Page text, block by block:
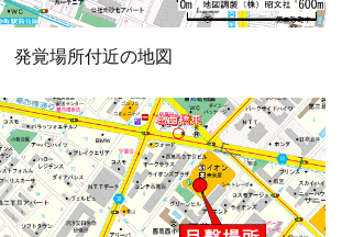
発覚場所付近の地図